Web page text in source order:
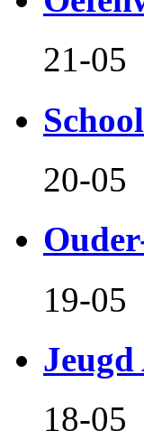
21-05
20-05
19-05
18-05